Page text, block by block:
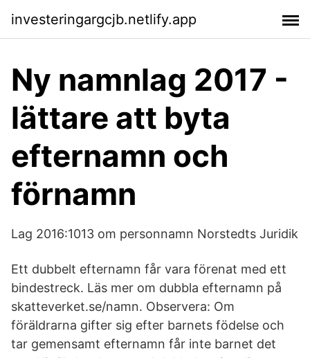
investeringargcjb.netlify.app
Ny namnlag 2017 -
lättare att byta
efternamn och
förnamn
Lag 2016:1013 om personnamn Norstedts Juridik
Ett dubbelt efternamn får vara förenat med ett
bindestreck. Läs mer om dubbla efternamn på
skatteverket.se/namn. Observera: Om
föräldrarna gifter sig efter barnets födelse och
tar gemensamt efternamn får inte barnet det